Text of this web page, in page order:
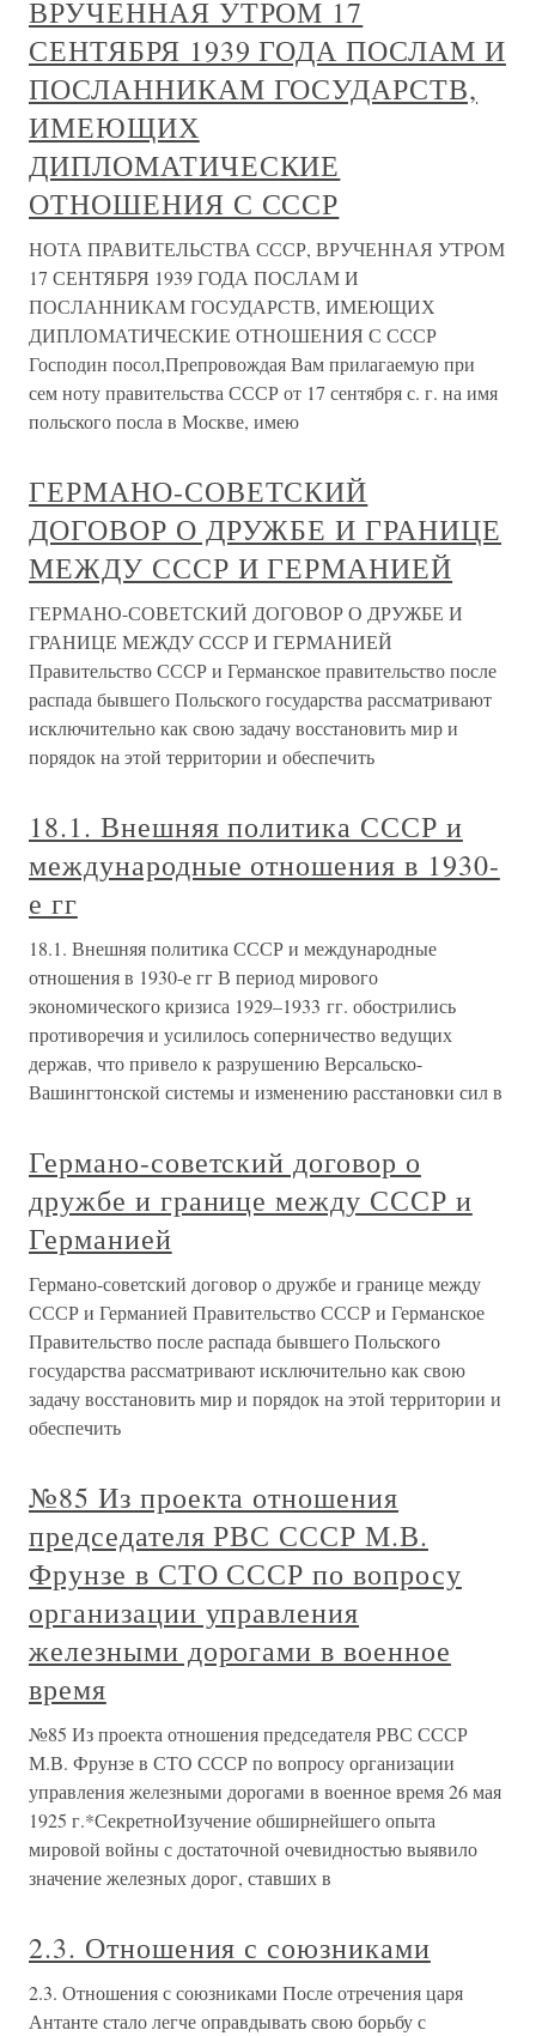
ВРУЧЕННАЯ УТРОМ 17
СЕНТЯБРЯ 1939 ГОДА ПОСЛАМ И
ПОСЛАННИКАМ ГОСУДАРСТВ,
ИМЕЮЩИХ
ДИПЛОМАТИЧЕСКИЕ
ОТНОШЕНИЯ С СССР
НОТА ПРАВИТЕЛЬСТВА СССР, ВРУЧЕННАЯ УТРОМ
17 СЕНТЯБРЯ 1939 ГОДА ПОСЛАМ И
ПОСЛАННИКАМ ГОСУДАРСТВ, ИМЕЮЩИХ
ДИПЛОМАТИЧЕСКИЕ ОТНОШЕНИЯ С СССР
Господин посол,Препровождая Вам прилагаемую при
сем ноту правительства СССР от 17 сентября с. г. на имя
польского посла в Москве, имею
ГЕРМАНО-СОВЕТСКИЙ
ДОГОВОР О ДРУЖБЕ И ГРАНИЦЕ
МЕЖДУ СССР И ГЕРМАНИЕЙ
ГЕРМАНО-СОВЕТСКИЙ ДОГОВОР О ДРУЖБЕ И
ГРАНИЦЕ МЕЖДУ СССР И ГЕРМАНИЕЙ
Правительство СССР и Германское правительство после
распада бывшего Польского государства рассматривают
исключительно как свою задачу восстановить мир и
порядок на этой территории и обеспечить
18.1. Внешняя политика СССР и
международные отношения в 1930-
е гг
18.1. Внешняя политика СССР и международные
отношения в 1930-е гг В период мирового
экономического кризиса 1929–1933 гг. обострились
противоречия и усилилось соперничество ведущих
держав, что привело к разрушению Версальско-
Вашингтонской системы и изменению расстановки сил в
Германо-советский договор о
дружбе и границе между СССР и
Германией
Германо-советский договор о дружбе и границе между
СССР и Германией Правительство СССР и Германское
Правительство после распада бывшего Польского
государства рассматривают исключительно как свою
задачу восстановить мир и порядок на этой территории и
обеспечить
№85 Из проекта отношения
председателя РВС СССР М.В.
Фрунзе в СТО СССР по вопросу
организации управления
железными дорогами в военное
время
№85 Из проекта отношения председателя РВС СССР
М.В. Фрунзе в СТО СССР по вопросу организации
управления железными дорогами в военное время 26 мая
1925 г.*СекретноИзучение обширнейшего опыта
мировой войны с достаточной очевидностью выявило
значение железных дорог, ставших в
2.3. Отношения с союзниками
2.3. Отношения с союзниками После отречения царя
Антанте стало легче оправдывать свою борьбу с